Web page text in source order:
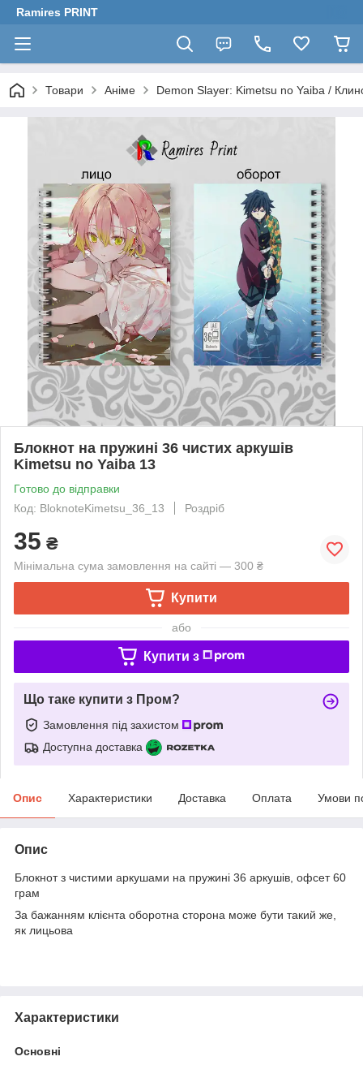
Ramires PRINT
Товари Аніме Demon Slayer: Kimetsu no Yaiba /
Блокнот на пружині 36 чистих аркушів
Kimetsu no Yaiba 13
Готово до відправки
Код: BloknoteKimetsu_36_13
Роздріб
35 ₴
Мінімальна сума замовлення на сайті — 300 ₴
Купити
або
Купити з
Що таке купити з Пром?
Замовлення під захистом
Доступна доставка
Опис Характеристики Доставка Оплата Умови
Опис
Блокнот з чистими аркушами на пружині 36 аркушів, офсет 60
грам
За бажанням клієнта оборотна сторона може бути такий же,
як лицьова
Характеристики
Основні